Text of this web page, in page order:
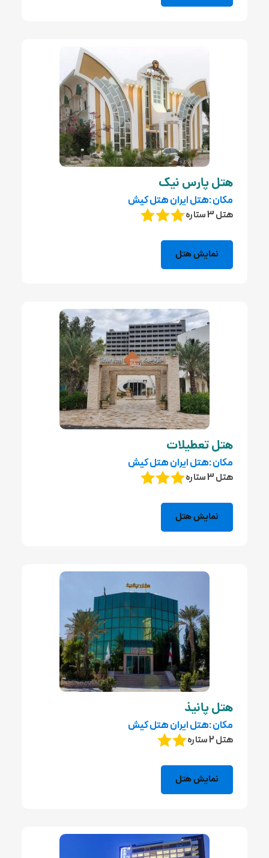
هتل پارس نیک
مکان :هتل ایران هتل کیش
هتل 3 ستاره
نمایش هتل
هتل تعطیلات
مکان :هتل ایران هتل کیش
هتل 3 ستاره
نمایش هتل
هتل پانیذ
مکان :هتل ایران هتل کیش
هتل 2 ستاره
نمایش هتل